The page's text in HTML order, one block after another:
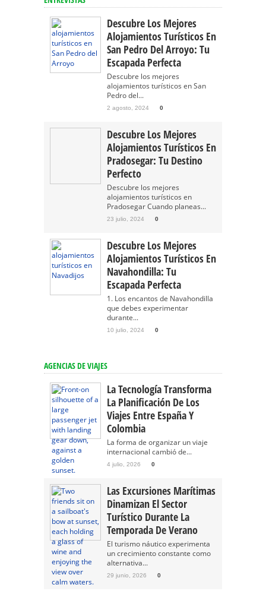
Descubre Los Mejores
Alojamientos Turísticos En
San Pedro Del Arroyo: Tu
Escapada Perfecta
Descubre los mejores
alojamientos turísticos en San
Pedro del...
2 agosto, 2024 0
Descubre Los Mejores
Alojamientos Turísticos En
Pradosegar: Tu Destino
Perfecto
Descubre los mejores
alojamientos turísticos en
Pradosegar Cuando planeas...
23 julio, 2024 0
Descubre Los Mejores
Alojamientos Turísticos En
Navahondilla: Tu
Escapada Perfecta
1. Los encantos de Navahondilla
que debes experimentar
durante...
10 julio, 2024 0
AGENCIAS DE VIAJES
La Tecnología Transforma
La Planificación De Los
Viajes Entre España Y
Colombia
La forma de organizar un viaje
internacional cambió de...
4 julio, 2026 0
Las Excursiones Marítimas
Dinamizan El Sector
Turístico Durante La
Temporada De Verano
El turismo náutico experimenta
un crecimiento constante como
alternativa...
29 junio, 2026 0